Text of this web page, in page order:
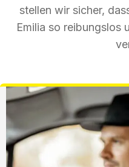
stellen wir sicher,
Emilia so reibungslos